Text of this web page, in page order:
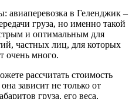
авиаперевозка в Геленджик –
груза, но именно такой
и оптимальным для
частных лиц, для которых
очень много.
рассчитать стоимость
зависит не только от
груза, его веса,